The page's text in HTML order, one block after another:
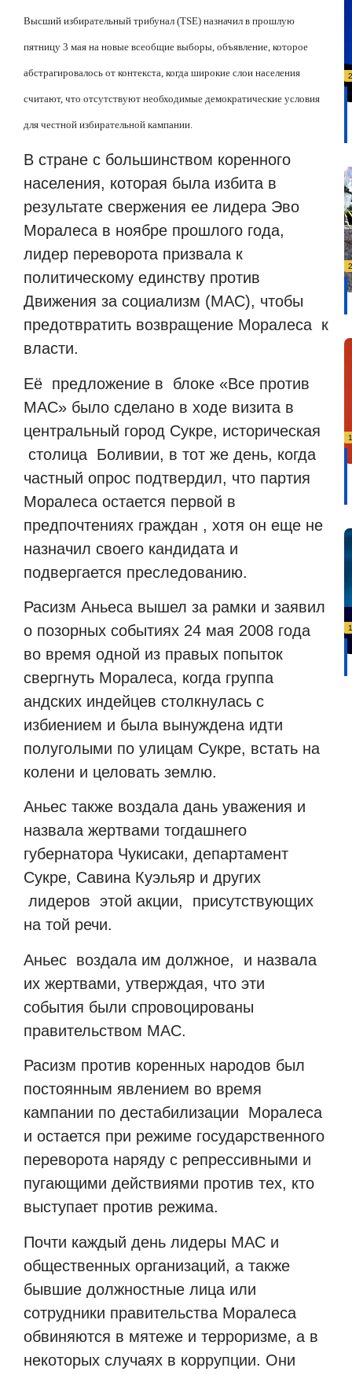
Высший избирательный трибунал (TSE) назначил в прошлую
пятницу 3 мая на новые всеобщие выборы, объявление, которое
абстрагировалось от контекста, когда широкие слои населения
считают, что отсутствуют необходимые демократические условия
для честной избирательной кампании.
В стране с большинством коренного
населения, которая была избита в
результате свержения ее лидера Эво
Моралеса в ноябре прошлого года,
лидер переворота призвала к
политическому единству против
Движения за социализм (МАС), чтобы
предотвратить возвращение Моралеса к
власти.
Её предложение в
блоке «Все против
МАС» было сделано в ходе визита в
центральный город Сукре, историческая
столица Боливии, в тот же день, когда
частный опрос подтвердил, что партия
Моралеса остается первой в
предпочтениях граждан , хотя он еще не
назначил своего кандидата и
подвергается преследованию.
Расизм Аньеса вышел за рамки и заявил
о позорных событиях 24 мая 2008 года
во время одной из правых попыток
свергнуть Моралеса, когда группа
андских индейцев столкнулась с
избиением и была вынуждена идти
полуголыми по улицам Сукре, встать на
колени и целовать землю.
Аньес также воздала дань уважения и
назвала жертвами тогдашнего
губернатора Чукисаки, департамент
Сукре, Савина Куэльяр и других
лидеров этой акции,
присутствующих
на той речи.
Аньес воздала им должное,
и назвала
их жертвами, утверждая, что эти
события были спровоцированы
правительством МАС.
Расизм против коренных народов был
постоянным явлением во время
кампании по дестабилизации
Моралеса
и остается при режиме государственного
переворота наряду с репрессивными и
пугающими действиями против тех, кто
выступает против режима.
Почти каждый день лидеры МАС и
общественных организаций, а также
бывшие должностные лица или
сотрудники правительства Моралеса
обвиняются в мятеже и терроризме, а в
некоторых случаях в коррупции. Они